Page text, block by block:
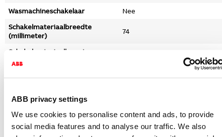
ABB privacy settings
We use cookies to personalise content and ads, to provide
social media features and to analyse our traffic. We also
Wasmachineschakelaar
Nee
Schakelmateriaalbreedte
(millimeter)
74
Schakelmateriaalhoogte
(millimeter)
Compatible met Apple HomeKit
Compatible met Google
Assistant
Nee